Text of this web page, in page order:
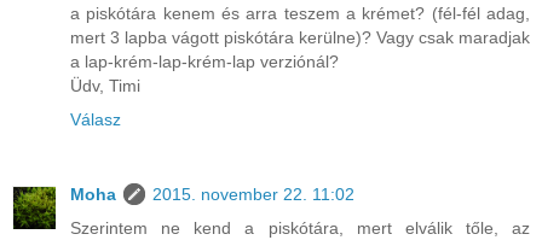
a piskótára kenem és arra teszem a krémet? (fél-fél adag,
mert 3 lapba vágott piskótára kerülne)? Vagy csak maradjak
a lap-krém-lap-krém-lap verziónál?
Üdv, Timi
Válasz
Moha
2015. november 22. 11:02
Szerintem ne kend a piskótára, mert elválik tőle, az